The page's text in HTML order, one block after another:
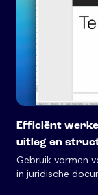
Efficiënt
uitleg en
Gebruik vormen
in juridische